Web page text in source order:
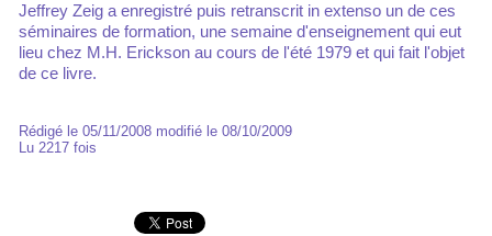
Jeffrey Zeig a enregistré puis retranscrit in extenso un de ces
séminaires de formation, une semaine d'enseignement qui eut
lieu chez M.H. Erickson au cours de l'été 1979 et qui fait l'objet
de ce livre.
Rédigé le 05/11/2008 modifié le 08/10/2009
Lu 2217 fois